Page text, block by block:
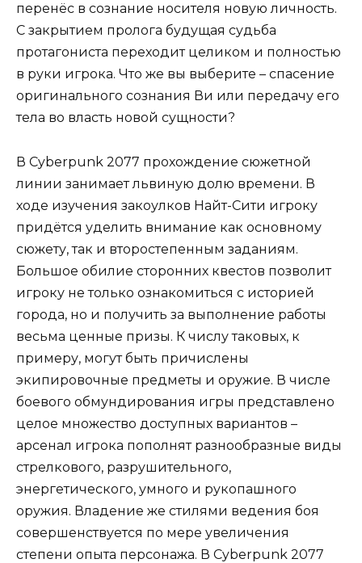
перенёс в сознание носителя новую личность.
С закрытием пролога будущая судьба
протагониста переходит целиком и полностью
в руки игрока. Что же вы выберите – спасение
оригинального сознания Ви или передачу его
тела во власть новой сущности?
В Cyberpunk 2077 прохождение сюжетной
линии занимает львиную долю времени. В
ходе изучения закоулков Найт-Сити игроку
придётся уделить внимание как основному
сюжету, так и второстепенным заданиям.
Большое обилие сторонних квестов позволит
игроку не только ознакомиться с историей
города, но и получить за выполнение работы
весьма ценные призы. К числу таковых, к
примеру, могут быть причислены
экипировочные предметы и оружие. В числе
боевого обмундирования игры представлено
целое множество доступных вариантов –
арсенал игрока пополнят разнообразные виды
стрелкового, разрушительного,
энергетического, умного и рукопашного
оружия. Владение же стилями ведения боя
совершенствуется по мере увеличения
степени опыта персонажа. В Cyberpunk 2077